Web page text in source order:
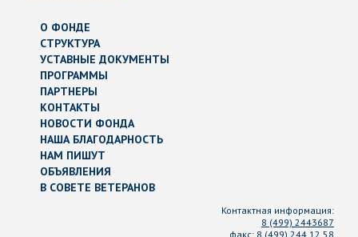
О ФОНДЕ
СТРУКТУРА
УСТАВНЫЕ ДОКУМЕНТЫ
ПРОГРАММЫ
ПАРТНЕРЫ
КОНТАКТЫ
НОВОСТИ ФОНДА
НАША БЛАГОДАРНОСТЬ
НАМ ПИШУТ
ОБЪЯВЛЕНИЯ
В СОВЕТЕ ВЕТЕРАНОВ
Контактная информация:
8 (499) 2443687
факс: 8 (499) 244 12 58